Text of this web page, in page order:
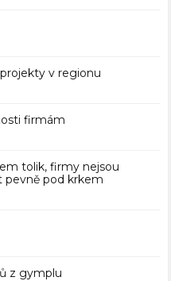
v regionu
firmám
tolik, firmy nejsou
pevně pod krkem
z gymplu